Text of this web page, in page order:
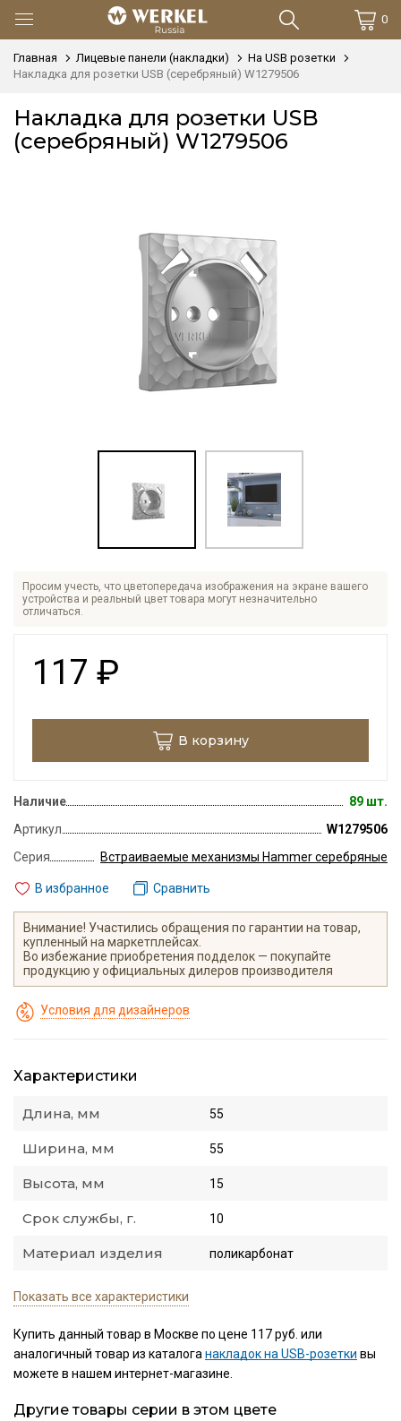
0
Главная Лицевые панели (накладки)
На USB розетки
Накладка для розетки USB (серебряный) W1279506
Накладка для розетки USB
(серебряный) W1279506
Просим учесть, что цветопередача изображения на экране вашего
устройства и реальный цвет товара могут незначительно
отличаться.
117 ₽
В корзину
Наличие
89 шт.
Артикул
W1279506
Серия
Встраиваемые механизмы Hammer серебряные
В избранное Сравнить
Внимание! Участились обращения по гарантии на товар,
купленный на маркетплейсах.
Во избежание приобретения подделок — покупайте
продукцию у официальных дилеров производителя
Условия для дизайнеров
Характеристики
Длина, мм 55
Ширина, мм 55
Высота, мм 15
Срок службы, г. 10
Материал изделия поликарбонат
Показать все характеристики
Купить данный товар в Москве по цене 117 руб. или
аналогичный товар из каталоганакладок на USB-розетки вы
можете в нашем интернет-магазине.
Другие товары серии в этом цвете